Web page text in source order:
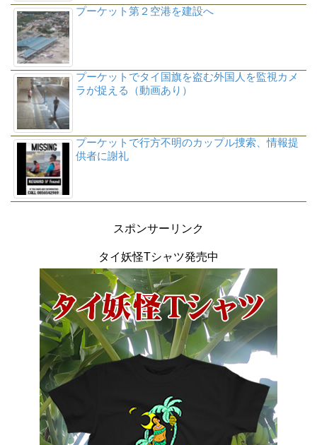
プーケット第２空港を建設へ
プーケットでタイ国旗を盗む外国人を監視カメ
ラが捉える（動画あり）
プーケットで行方不明のカップル捜索、情報提
供者に謝礼
スポンサーリンク
タイ妖怪Tシャツ発売中